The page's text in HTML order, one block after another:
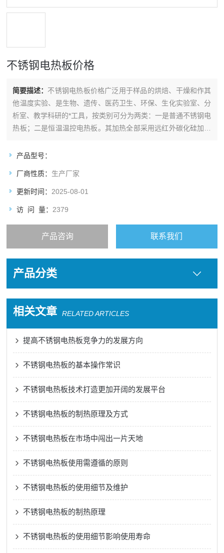
不锈钢电热板价格
简要描述： 不锈钢电热板价格广泛用于样品的烘焙、干燥和作其
他温度实验、是生物、遗传、医药卫生、环保、生化实验室、分
析室、教学科研的*工具，按类别可分为两类：一是普通不锈钢电
热板；二是恒温温控电热板。其加热全部采用远红外碳化硅加热
产品型号：
厂商性质： 生产厂家
更新时间： 2025-08-01
访 问 量： 2379
产品咨询 联系我们
产品分类
相关文章 RELATED ARTICLES
提高不锈钢电热板竞争力的发展方向
不锈钢电热板的基本操作常识
不锈钢电热板技术打造更加开阔的发展平台
不锈钢电热板的制热原理及方式
不锈钢电热板在市场中闯出一片天地
不锈钢电热板使用需遵循的原则
不锈钢电热板的使用细节及维护
不锈钢电热板的制热原理
不锈钢电热板的使用细节影响使用寿命